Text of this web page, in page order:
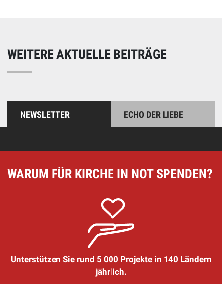
WEITERE AKTUELLE BEITRÄGE
NEWSLETTER ECHO DER LIEBE
WARUM FÜR KIRCHE IN NOT SPENDEN?
Unterstützen Sie rund 5 000 Projekte in 140 Ländern
jährlich.